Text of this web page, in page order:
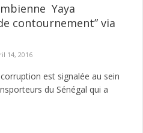
Yaya
contournement” via
14, 2016
est signalée au sein
du Sénégal qui a